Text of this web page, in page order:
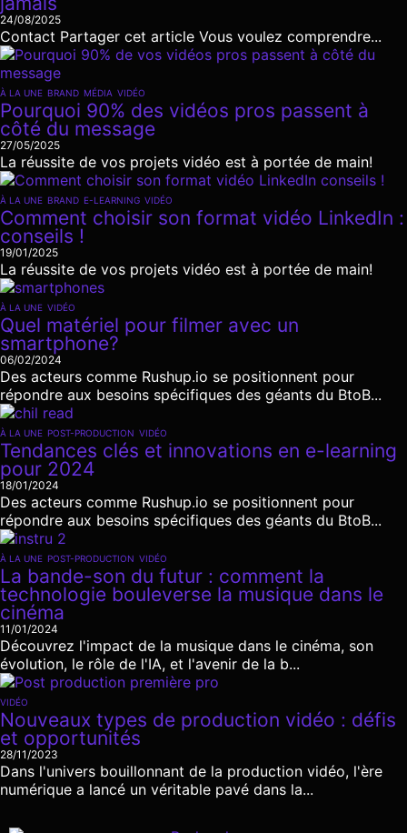
24/08/2025
Contact Partager cet article Vous voulez comprendre...
À LA UNE BRAND MÉDIA VIDÉO
Pourquoi 90% des vidéos pros passent à
côté du message
27/05/2025
La réussite de vos projets vidéo est à portée de main!
À LA UNE BRAND E-LEARNING VIDÉO
Comment choisir son format vidéo LinkedIn :
conseils !
19/01/2025
La réussite de vos projets vidéo est à portée de main!
À LA UNE VIDÉO
Quel matériel pour filmer avec un
smartphone?
06/02/2024
Des acteurs comme Rushup.io se positionnent pour
répondre aux besoins spécifiques des géants du BtoB...
À LA UNE POST-PRODUCTION VIDÉO
Tendances clés et innovations en e-learning
pour 2024
18/01/2024
Des acteurs comme Rushup.io se positionnent pour
répondre aux besoins spécifiques des géants du BtoB...
À LA UNE POST-PRODUCTION VIDÉO
La bande-son du futur : comment la
technologie bouleverse la musique dans le
cinéma
11/01/2024
Découvrez l'impact de la musique dans le cinéma, son
évolution, le rôle de l'IA, et l'avenir de la b...
VIDÉO
Nouveaux types de production vidéo : défis
et opportunités
28/11/2023
Dans l'univers bouillonnant de la production vidéo, l'ère
numérique a lancé un véritable pavé dans la...